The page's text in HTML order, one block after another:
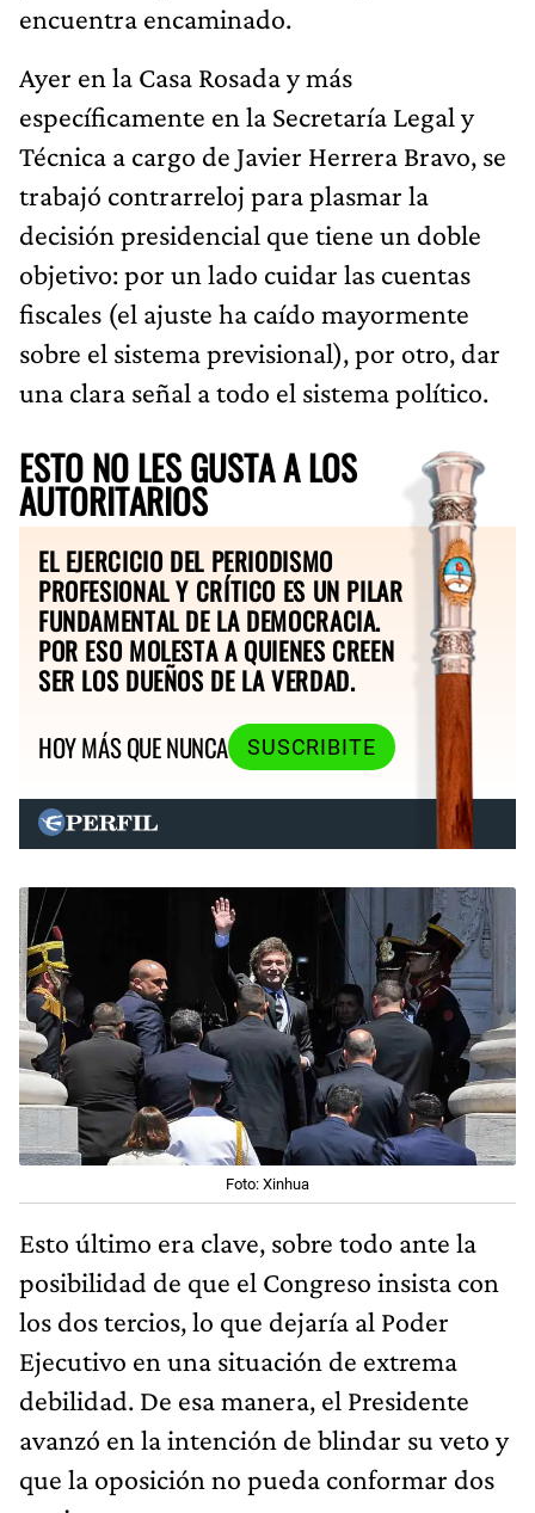
encuentra encaminado.
Ayer en la Casa Rosada y más
específicamente en la Secretaría Legal y
Técnica a cargo de Javier Herrera Bravo, se
trabajó contrarreloj para plasmar la
decisión presidencial que tiene un doble
objetivo: por un lado cuidar las cuentas
fiscales (el ajuste ha caído mayormente
sobre el sistema previsional), por otro, dar
una clara señal a todo el sistema político.
ESTO NO LES GUSTA A LOS
AUTORITARIOS
EL EJERCICIO DEL PERIODISMO
PROFESIONAL Y CRÍTICO ES UN PILAR
FUNDAMENTAL DE LA DEMOCRACIA.
POR ESO MOLESTA A QUIENES CREEN
SER LOS DUEÑOS DE LA VERDAD.
HOY MÁS QUE NUNCA
SUSCRIBITE
Foto: Xinhua
Esto último era clave, sobre todo ante la
posibilidad de que el Congreso insista con
los dos tercios, lo que dejaría al Poder
Ejecutivo en una situación de extrema
debilidad. De esa manera, el Presidente
avanzó en la intención de blindar su veto y
que la oposición no pueda conformar dos